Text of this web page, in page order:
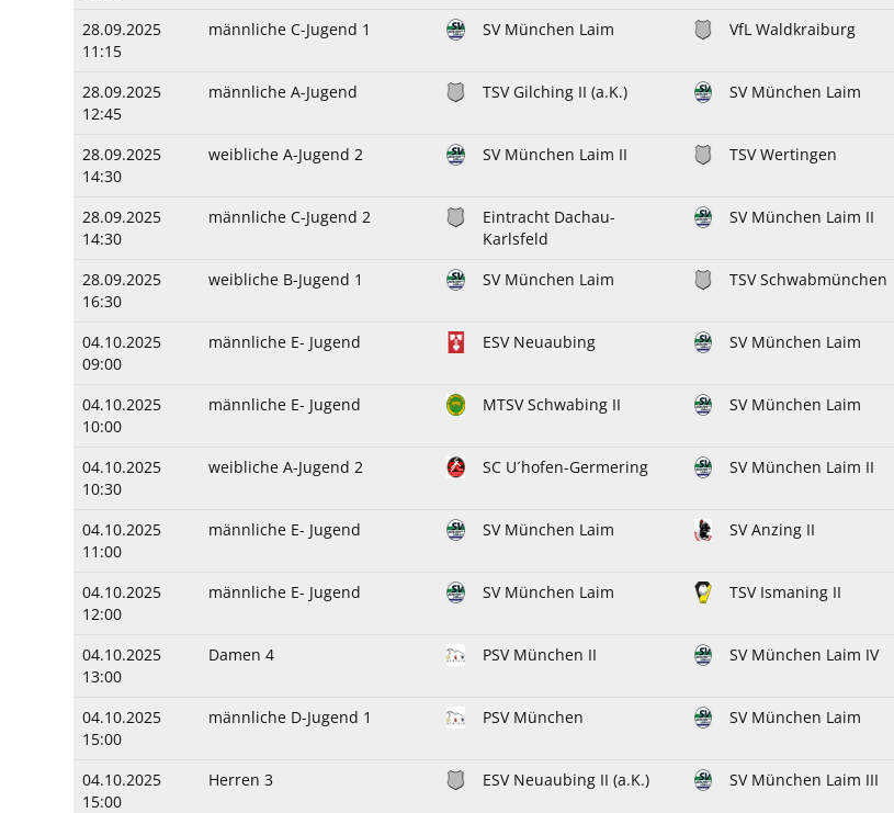
28.09.2025
11:15
männliche C-Jugend 1 SV München Laim VfL Waldkraiburg
28.09.2025
12:45
männliche A-Jugend TSV Gilching II (a.K.) SV München Laim
28.09.2025
14:30
weibliche A-Jugend 2 SV München Laim II TSV Wertingen
28.09.2025
14:30
männliche C-Jugend 2
Eintracht Dachau-
Karlsfeld
SV München Laim II
28.09.2025
16:30
weibliche B-Jugend 1 SV München Laim TSV Schwabmünchen
04.10.2025
09:00
männliche E- Jugend ESV Neuaubing SV München Laim
04.10.2025
10:00
männliche E- Jugend MTSV Schwabing II SV München Laim
04.10.2025
10:30
weibliche A-Jugend 2 SC U´hofen-Germering SV München Laim II
04.10.2025
11:00
männliche E- Jugend SV München Laim SV Anzing II
04.10.2025
12:00
männliche E- Jugend SV München Laim TSV Ismaning II
04.10.2025
13:00
Damen 4 PSV München II SV München Laim IV
04.10.2025
15:00
männliche D-Jugend 1 PSV München SV München Laim
04.10.2025
15:00
Herren 3 ESV Neuaubing II (a.K.) SV München Laim III